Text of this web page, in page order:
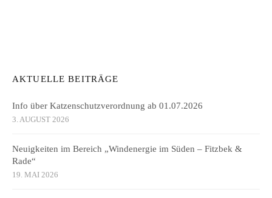
AKTUELLE BEITRÄGE
Info über Katzenschutzverordnung ab 01.07.2026
3. AUGUST 2026
Neuigkeiten im Bereich „Windenergie im Süden – Fitzbek &
Rade“
19. MAI 2026